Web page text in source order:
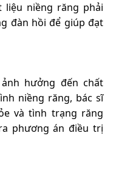
liệu niềng răng phải
đàn hồi để giúp đạt
hưởng đến chất
niềng răng, bác sĩ
và tình trạng răng
phương án điều trị